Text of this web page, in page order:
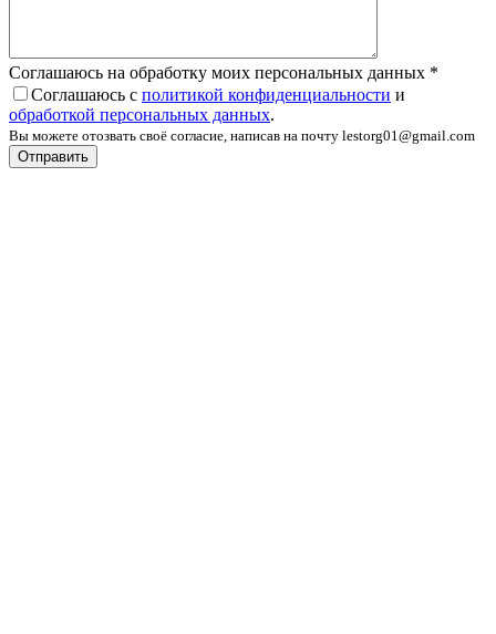
Соглашаюсь на обработку моих персональных данных *
Соглашаюсь с политикой конфиденциальности и
обработкой персональных данных.
Вы можете отозвать своё согласие, написав на почту lestorg01@gmail.com